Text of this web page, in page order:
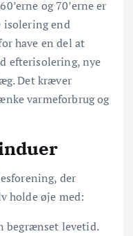
og 70’erne er
end
have en del at
efterisolering, nye
Det kræver
varmeforbrug og
der
holde øje med:
begrænset levetid.